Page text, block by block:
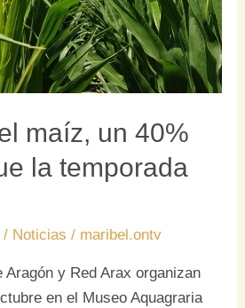
maíz, un 40%
la temporada
/ Noticias / maribel.ontv
Aragón y Red Arax organizan
en el Museo Aquagraria